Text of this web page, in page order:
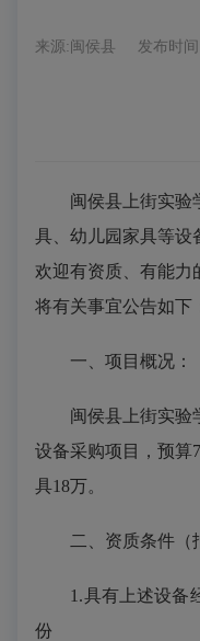
来源:闽侯县 发布时间
闽侯县上街实验学
具、幼儿园家具等设
欢迎有资质、有能力
将有关事宜公告如下
一、项目概况：
闽侯县 上街实
设备采购项目，预算
具18万。
二、资质条件（
1.具有上述设备
份